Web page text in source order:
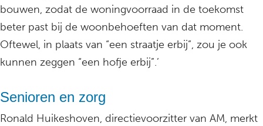
bouwen, zodat de woningvoorraad in de toekomst
beter past bij de woonbehoeften van dat moment.
Oftewel, in plaats van “een straatje erbij”, zou je ook
kunnen zeggen “een hofje erbij”.’
Senioren en zorg
Ronald Huikeshoven, directievoorzitter van AM, merkt